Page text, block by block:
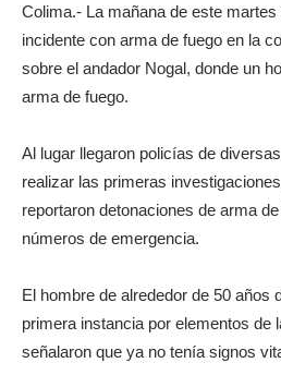
Colima.- La mañana de este
incidente con arma de fuego en la
sobre el andador Nogal, donde un
arma de fuego.
Al lugar llegaron policías de
realizar las primeras
reportaron detonaciones de arma
números de emergencia.
El hombre de alrededor de 50 años
primera instancia por elementos de
señalaron que ya no tenía signos